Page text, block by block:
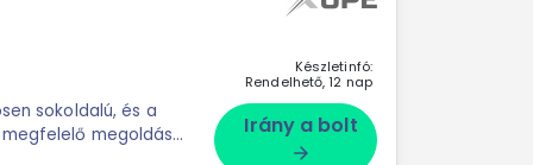
megoldást
Készletinfó:
Rendelhető, 12 nap
Irány a bolt
arrow_forward